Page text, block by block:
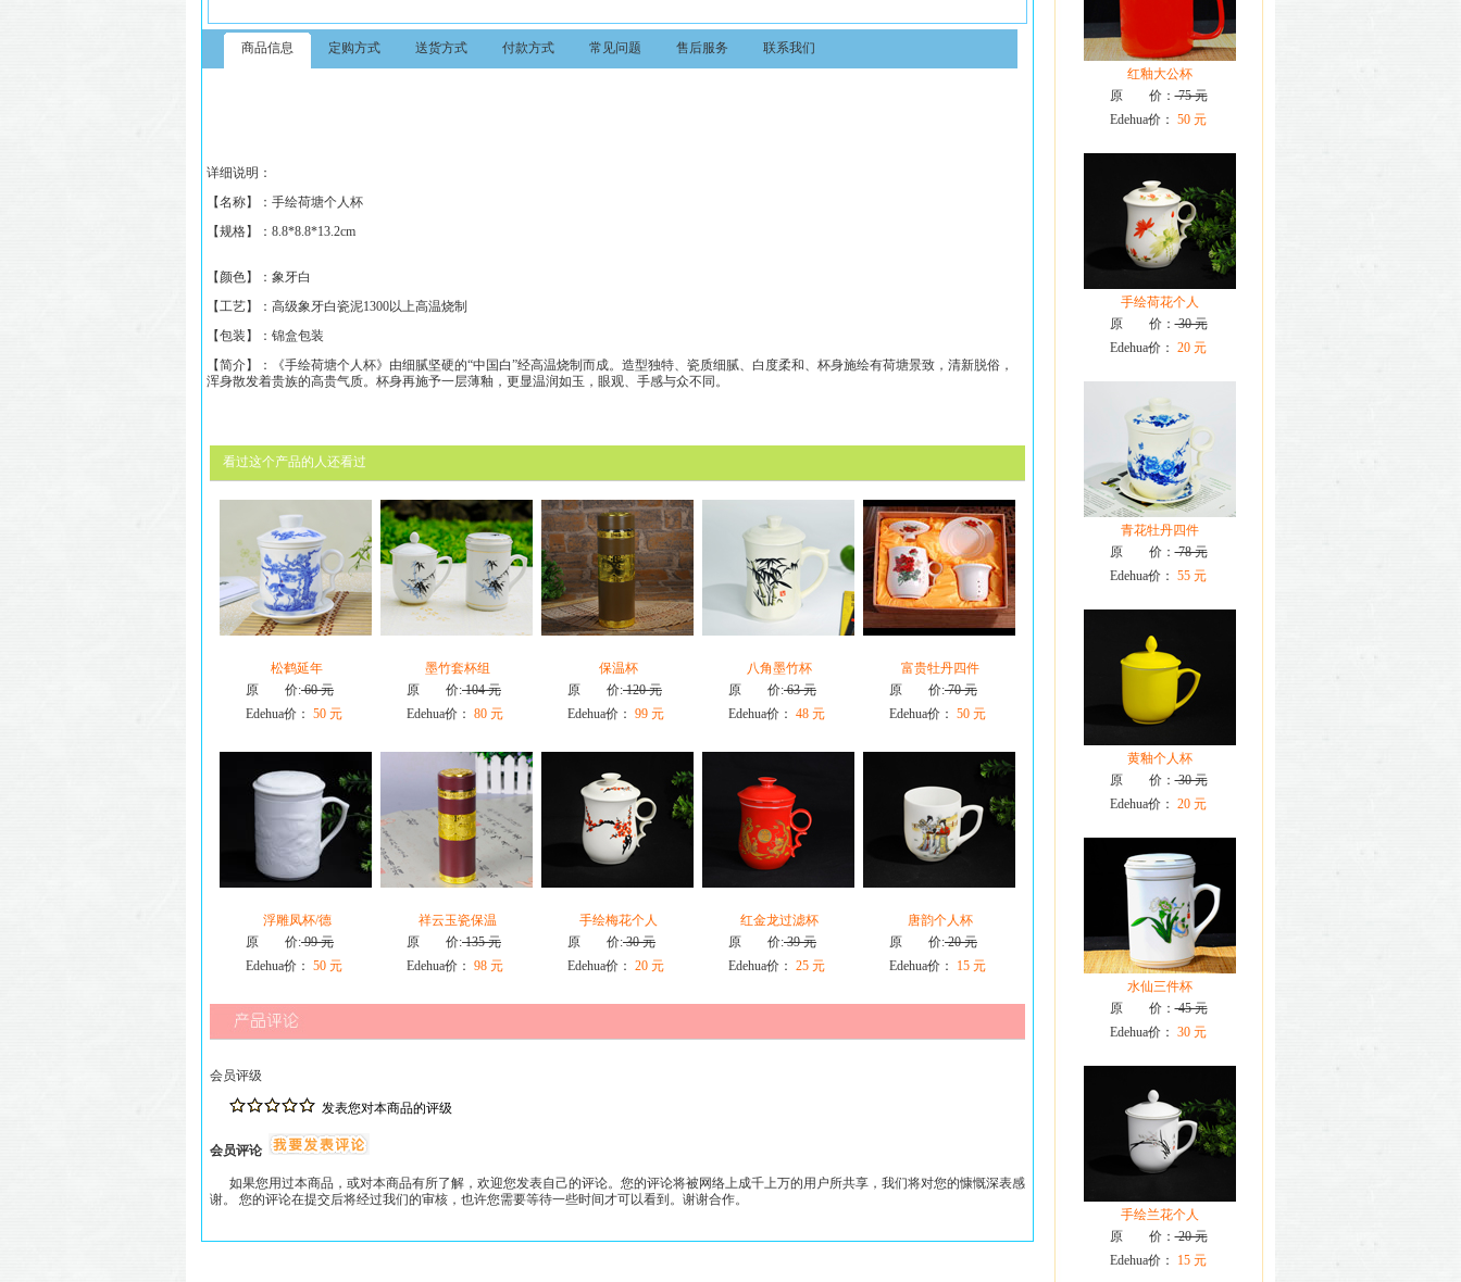
商品信息 定购方式 送货方式 付款方式 常见问题 售后服务 联系我们
详细说明：
【名称】： 手绘荷塘个人杯
【规格】： 8.8*8.8*13.2cm
【颜色】：象牙白
【工艺】：高级象牙白瓷泥1300以上高温烧制
【包装】：锦盒包装
【简介】：《手绘荷塘个人杯》 由细腻坚硬的“中国白”经高温烧制而成。造型独特、 瓷质细腻、白度柔和、杯身施绘有荷塘景致，清新脱俗，
浑身散发着贵族的高贵气质。 杯身再施予一层薄釉，更显温润如玉，眼观、手感与众不同。
看过这个产品的人还看过
松鹤延年
原 价:60 元
Edehua价： 50 元
墨竹套杯组
原 价:104 元
Edehua价： 80 元
保温杯
原 价:120 元
Edehua价： 99 元
八角墨竹杯
原 价:63 元
Edehua价： 48 元
富贵牡丹四件
原 价:70 元
Edehua价： 50 元
浮雕凤杯/德
原 价:99 元
Edehua价： 50 元
祥云玉瓷保温
原 价:135 元
Edehua价： 98 元
手绘梅花个人
原 价:30 元
Edehua价： 20 元
红金龙过滤杯
原 价:39 元
Edehua价： 25 元
唐韵个人杯
原 价:20 元
Edehua价：
15 元
会员评级
发表您对本商品的评级
会员评论
如果您用过本商品，或对本商品有所了解，欢迎您发表自己的评论。您的评论将被网络上成千上万的用户所共享，我们将对您的慷慨深表感
谢。 您的评论在提交后将经过我们的审核，也许您需要等待一些时间才可以看到。谢谢合作。
红釉大公杯
原 价：75 元
Edehua价： 50 元
手绘荷花个人
原 价：30 元
Edehua价： 20 元
青花牡丹四件
原 价：78 元
Edehua价： 55 元
黄釉个人杯
原 价：30 元
Edehua价： 20 元
水仙三件杯
原 价：45 元
Edehua价： 30 元
手绘兰花个人
原 价：20 元
Edehua价：
15 元